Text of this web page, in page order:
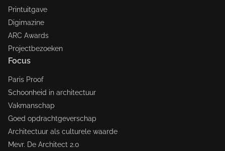
Printuitgave
Digimazine
ARC Awards
Projectbezoeken
Focus
Paris Proof
Schoonheid in architectuur
Vakmanschap
Goed opdrachtgeverschap
Architectuur als culturele waarde
Mevr. De Architect 2.0